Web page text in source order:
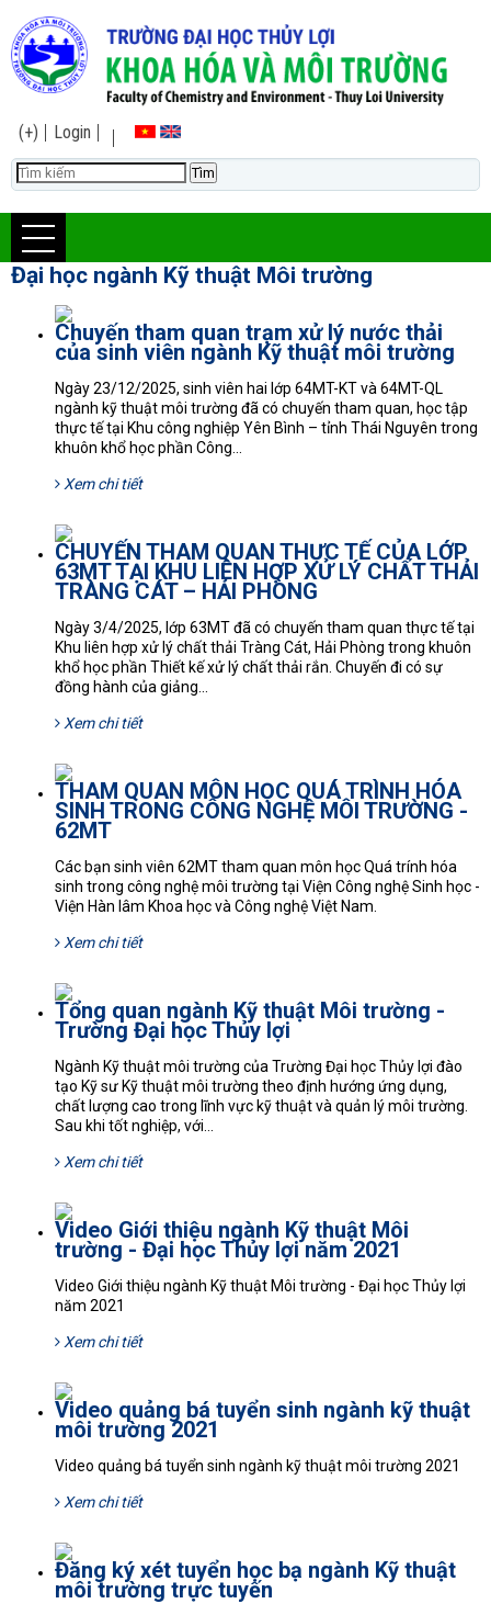
(+) Login
Đại học ngành Kỹ thuật Môi trường
Chuyến tham quan trạm xử lý nước thải
của sinh viên ngành Kỹ thuật môi trường
Ngày 23/12/2025, sinh viên hai lớp 64MT-KT và 64MT-QL
ngành kỹ thuật môi trường đã có chuyến tham quan, học tập
thực tế tại Khu công nghiệp Yên Bình – tỉnh Thái Nguyên trong
khuôn khổ học phần Công...
Xem chi tiết
CHUYẾN THAM QUAN THỰC TẾ CỦA LỚP
63MT TẠI KHU LIÊN HỢP XỬ LÝ CHẤT THẢI
TRÀNG CÁT – HẢI PHÒNG
Ngày 3/4/2025, lớp 63MT đã có chuyến tham quan thực tế tại
Khu liên hợp xử lý chất thải Tràng Cát, Hải Phòng trong khuôn
khổ học phần Thiết kế xử lý chất thải rắn. Chuyến đi có sự
đồng hành của giảng...
Xem chi tiết
THAM QUAN MÔN HỌC QUÁ TRÌNH HÓA
SINH TRONG CÔNG NGHỆ MÔI TRƯỜNG -
62MT
Các bạn sinh viên 62MT tham quan môn học Quá trính hóa
sinh trong công nghệ môi trường tại Viện Công nghệ Sinh học -
Viện Hàn lâm Khoa học và Công nghệ Việt Nam.
Xem chi tiết
Tổng quan ngành Kỹ thuật Môi trường -
Trường Đại học Thủy lợi
Ngành Kỹ thuật môi trường của Trường Đại học Thủy lợi đào
tạo Kỹ sư Kỹ thuật môi trường theo định hướng ứng dụng,
chất lượng cao trong lĩnh vực kỹ thuật và quản lý môi trường.
Sau khi tốt nghiệp, với...
Xem chi tiết
Video Giới thiệu ngành Kỹ thuật Môi
trường - Đại học Thủy lợi năm 2021
Video Giới thiệu ngành Kỹ thuật Môi trường - Đại học Thủy lợi
năm 2021
Xem chi tiết
Video quảng bá tuyển sinh ngành kỹ thuật
môi trường 2021
Video quảng bá tuyển sinh ngành kỹ thuật môi trường 2021
Xem chi tiết
Đăng ký xét tuyển học bạ ngành Kỹ thuật
môi trường trực tuyến